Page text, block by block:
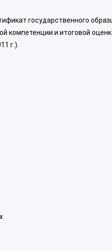
государственного
компетенции и итоговой
г.).